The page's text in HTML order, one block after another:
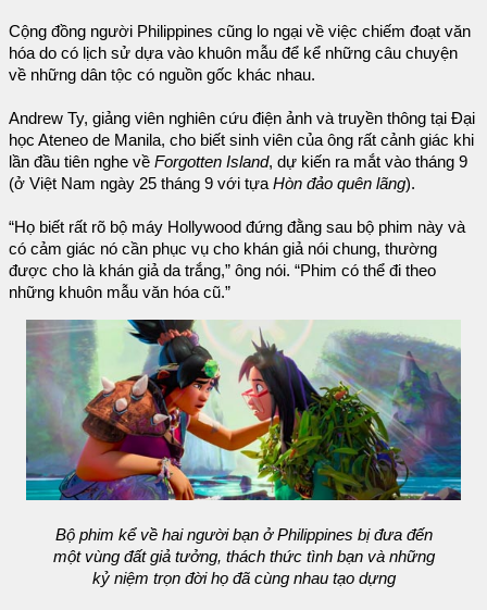
Cộng đồng người Philippines cũng lo ngại về việc chiếm đoạt văn
hóa do có lịch sử dựa vào khuôn mẫu để kể những câu chuyện
về những dân tộc có nguồn gốc khác nhau.
Andrew Ty, giảng viên nghiên cứu điện ảnh và truyền thông tại Đại
học Ateneo de Manila, cho biết sinh viên của ông rất cảnh giác khi
lần đầu tiên nghe về Forgotten Island, dự kiến ra mắt vào tháng 9
(ở Việt Nam ngày 25 tháng 9 với tựa Hòn đảo quên lãng).
“Họ biết rất rõ bộ máy Hollywood đứng đằng sau bộ phim này và
có cảm giác nó cần phục vụ cho khán giả nói chung, thường
được cho là khán giả da trắng,” ông nói. “Phim có thể đi theo
những khuôn mẫu văn hóa cũ.”
Bộ phim kể về hai người bạn ở Philippines bị đưa đến
một vùng đất giả tưởng, thách thức tình bạn và những
kỷ niệm trọn đời họ đã cùng nhau tạo dựng